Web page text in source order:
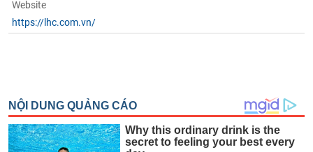
Website
https://lhc.com.vn/